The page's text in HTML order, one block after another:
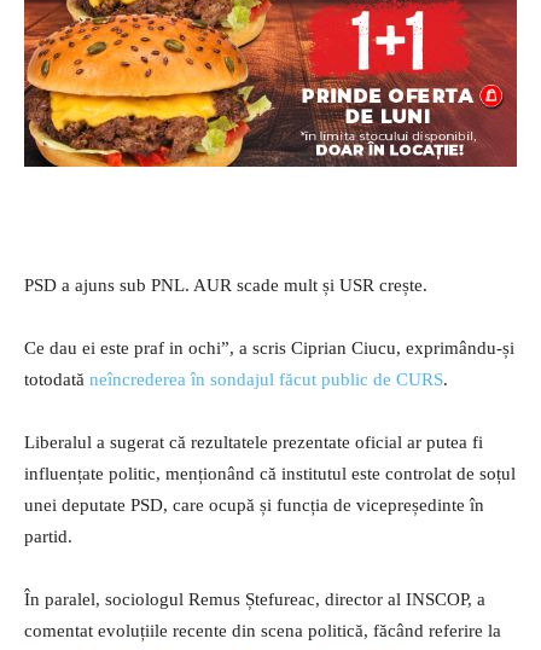
PSD a ajuns sub PNL. AUR scade mult și USR crește.
Ce dau ei este praf in ochi”, a scris Ciprian Ciucu, exprimându-și
totodată neîncrederea în sondajul făcut public de CURS.
Liberalul a sugerat că rezultatele prezentate oficial ar putea fi
influențate politic, menționând că institutul este controlat de soțul
unei deputate PSD, care ocupă și funcția de vicepreședinte în
partid.
În paralel, sociologul Remus Ștefureac, director al INSCOP, a
comentat evoluțiile recente din scena politică, făcând referire la